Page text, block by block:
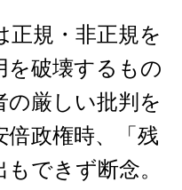
規・非正規を
を破壊するもの
の厳しい批判を
倍政権時、「残
できず断念。